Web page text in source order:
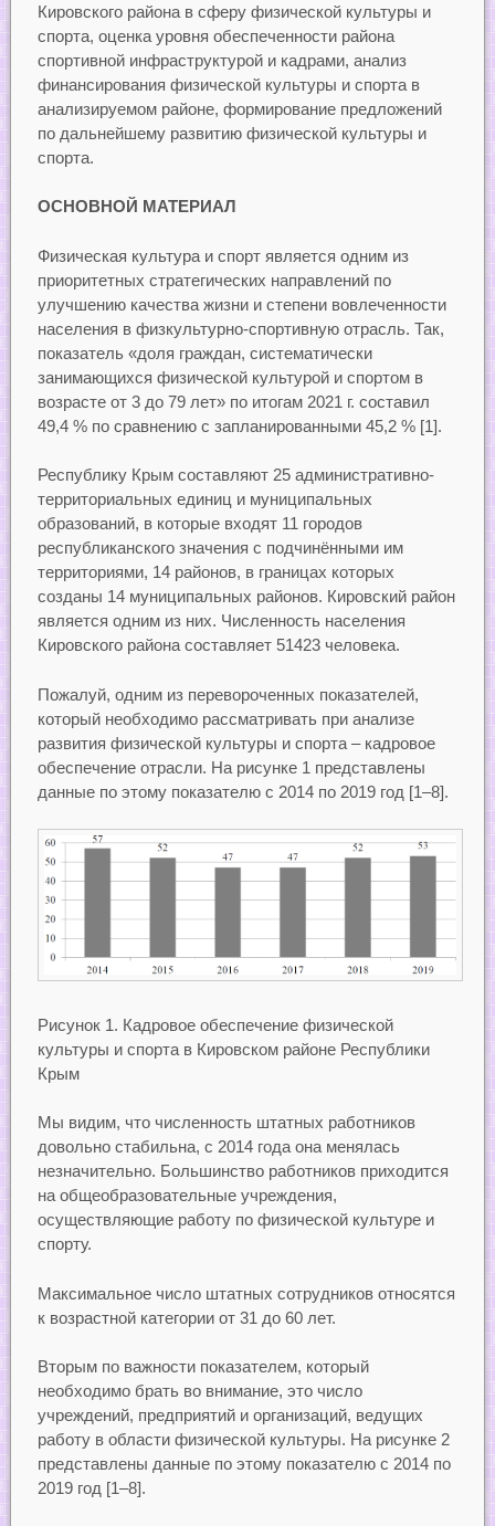
Кировского района в сферу физической культуры и
спорта, оценка уровня обеспеченности района
спортивной инфраструктурой и кадрами, анализ
финансирования физической культуры и спорта в
анализируемом районе, формирование предложений
по дальнейшему развитию физической культуры и
спорта.
ОСНОВНОЙ МАТЕРИАЛ
Физическая культура и спорт является одним из
приоритетных стратегических направлений по
улучшению качества жизни и степени вовлеченности
населения в физкультурно-спортивную отрасль. Так,
показатель «доля граждан, систематически
занимающихся физической культурой и спортом в
возрасте от 3 до 79 лет» по итогам 2021 г. составил
49,4 % по сравнению с запланированными 45,2 % [1].
Республику Крым составляют 25 административно-
территориальных единиц и муниципальных
образований, в которые входят 11 городов
республиканского значения с подчинёнными им
территориями, 14 районов, в границах которых
созданы 14 муниципальных районов. Кировский район
является одним из них. Численность населения
Кировского района составляет 51423 человека.
Пожалуй, одним из перевороченных показателей,
который необходимо рассматривать при анализе
развития физической культуры и спорта – кадровое
обеспечение отрасли. На рисунке 1 представлены
данные по этому показателю с 2014 по 2019 год [1–8].
Рисунок 1. Кадровое обеспечение физической
культуры и спорта в Кировском районе Республики
Крым
Мы видим, что численность штатных работников
довольно стабильна, с 2014 года она менялась
незначительно. Большинство работников приходится
на общеобразовательные учреждения,
осуществляющие работу по физической культуре и
спорту.
Максимальное число штатных сотрудников относятся
к возрастной категории от 31 до 60 лет.
Вторым по важности показателем, который
необходимо брать во внимание, это число
учреждений, предприятий и организаций, ведущих
работу в области физической культуры. На рисунке 2
представлены данные по этому показателю с 2014 по
2019 год [1–8].